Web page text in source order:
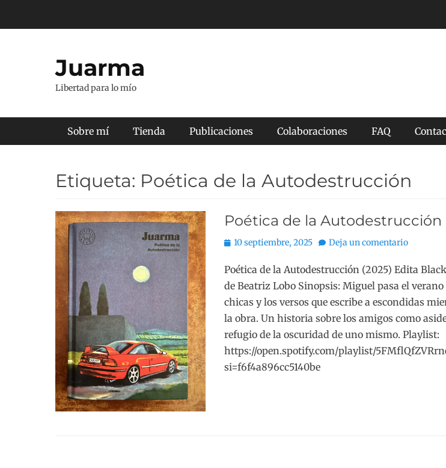
Juarma
Libertad para lo mío
Menú principal
Sobre mí Tienda Publicaciones Colaboraciones FAQ
Etiqueta: Poética de la Autodestrucción
Poética de la Autodestrucción
Publicado
10 septiembre, 2025 Deja un comentario
Poética de la Autodestrucción (2025) Edita
de Beatriz Lobo Sinopsis: Miguel pasa el
chicas y los versos que escribe a escondidas
la obra. Un historia sobre los amigos como
refugio de la oscuridad de uno mismo. Playlist:
https://open.spotify.com/playlist/
si=f6f4a896cc5140be